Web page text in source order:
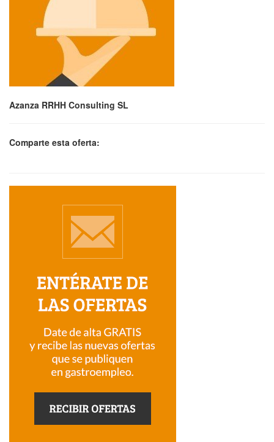
Azanza RRHH Consulting SL
Comparte esta oferta: